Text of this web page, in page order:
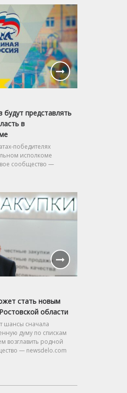
будут представлять
в
победителях
исполкоме
сообщество —
стать новым
области
шансы сначала
думу по спискам
возглавить родной
— newsdelo.com